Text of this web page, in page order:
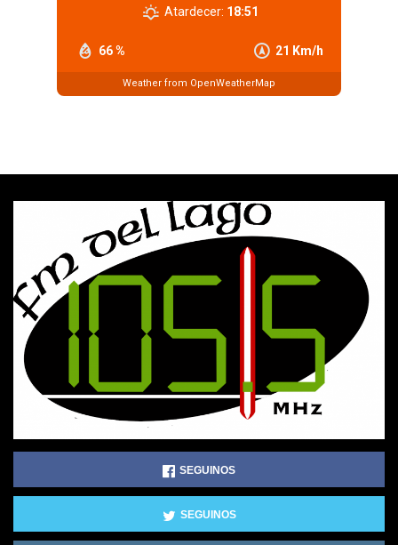
66 % 21 Km/h
Atardecer: 18:51
Weather from OpenWeatherMap
SEGUINOS
SEGUINOS